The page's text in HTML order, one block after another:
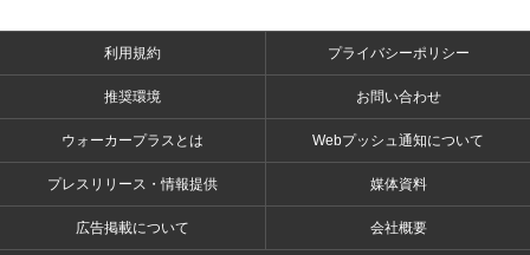
利用規約 プライバシーポリシー
推奨環境 お問い合わせ
ウォーカープラスとは Webプッシュ通知について
プレスリリース・情報提供 媒体資料
広告掲載について 会社概要